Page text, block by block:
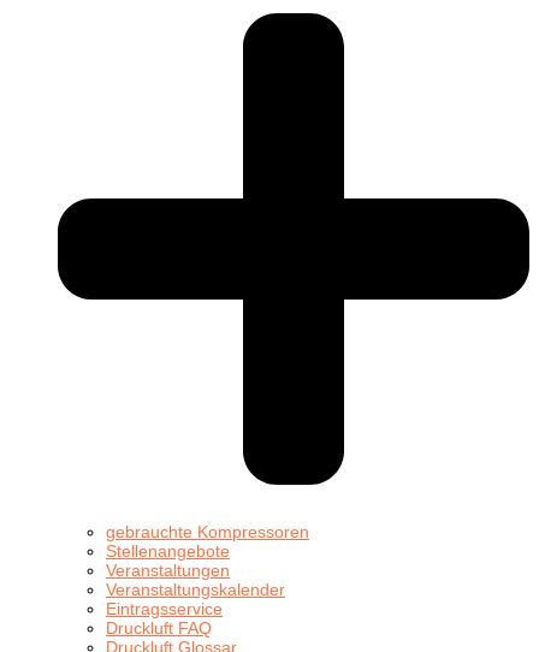
gebrauchte Kompressoren
Stellenangebote
Veranstaltungen
Veranstaltungskalender
Eintragsservice
Druckluft FAQ
Druckluft Glossar